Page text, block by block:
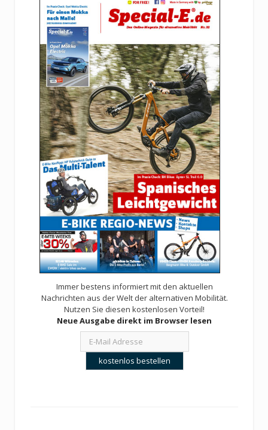
Immer bestens informiert mit den aktuellen
Nachrichten aus der Welt der alternativen Mobilität.
Nutzen Sie diesen kostenlosen Vorteil!
Neue Ausgabe direkt im Browser lesen